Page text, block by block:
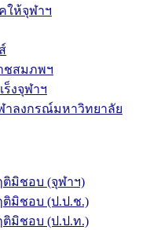
ให้จุฬาฯ
ชสมภพฯ
งจุฬาฯ
าลงกรณ์มหาวิทยาลัย
ติมิชอบ (จุฬาฯ)
ติมิชอบ (ป.ป.ช.)
ติมิชอบ (ป.ป.ท.)